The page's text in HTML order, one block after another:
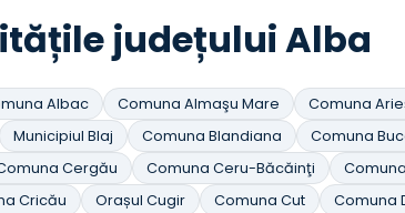
județului Alba
Albac Comuna Almaşu Mare Comuna
Municipiul Blaj Comuna Blandiana Comuna
Cergău Comuna Ceru-Băcăinţi
Cricău Orașul Cugir Comuna Cut Comuna